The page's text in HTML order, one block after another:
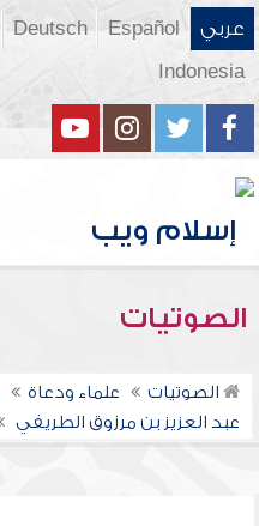
عربي Español
Deutsch
Indonesia
الصوتيات
الصوتيات علماء ودعاة
عبد العزيز بن مرزوق الطريفي